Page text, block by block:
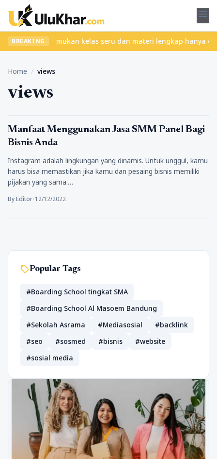
menu
BREAKING
ribet? Temukan kelas seru dan materi lengkap hanya di
Home / views
views
Teknologi
Manfaat Menggunakan Jasa SMM Panel Bagi
Bisnis Anda
Instagram adalah lingkungan yang dinamis. Untuk unggul, kamu
harus bisa memastikan jika kamu dan pesaing bisnis memiliki
pijakan yang sama.…
By Editor•12/12/2022
sellPopular Tags
#Boarding School tingkat SMA
#Boarding School Al Masoem Bandung
#Sekolah Asrama
#Mediasosial
#backlink
#seo
#sosmed #bisnis
#website
#sosial media